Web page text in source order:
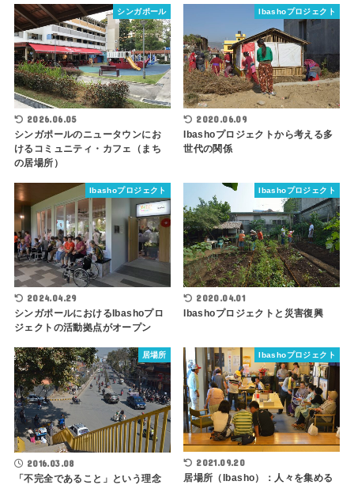
シンガポール
2026.06.05
シンガポールのニュータウンにお
けるコミュニティ・カフェ（まち
の居場所）
Ibashoプロジェクト
2020.06.09
Ibashoプロジェクトから考える多
世代の関係
Ibashoプロジェクト
2024.04.29
シンガポールにおけるIbashoプロ
ジェクトの活動拠点がオープン
Ibashoプロジェクト
2020.04.01
Ibashoプロジェクトと災害復興
居場所
2016.03.08
「不完全であること」という理念
Ibashoプロジェクト
2021.09.20
居場所（Ibasho）：人々を集める